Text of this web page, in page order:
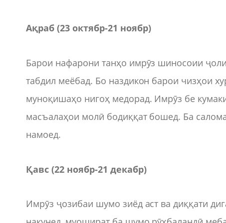
Ақраб (23 октябр-21 ноябр)
Барои нафарони танҳо имрӯз шиносоии
табдил меёбад. Бо наздикон барои чизҳои
муноқишаҳо нигоҳ медорад. Имрӯз бе
масъалаҳои молӣ бодиққат бошед. Ба
намоед.
Қавс (22 ноябр-21 декабр)
Имрӯз ҷозибаи шумо зиёд аст ва диққати